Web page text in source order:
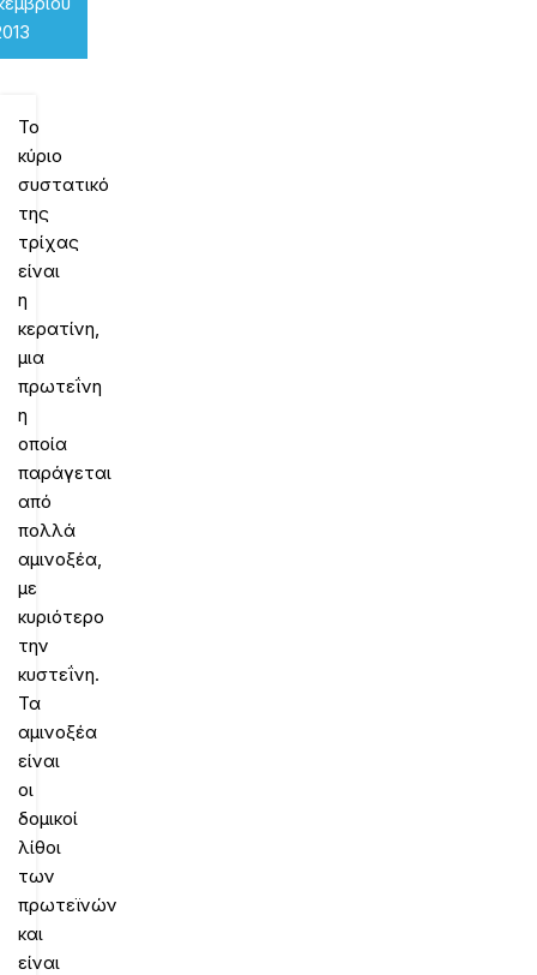
Το
κύριο
συστατικό
της
τρίχας
είναι
η
κερατίνη,
μια
πρωτεΐνη
η
οποία
παράγεται
από
πολλά
αμινοξέα,
με
κυριότερο
την
κυστεΐνη.
Τα
αμινοξέα
είναι
οι
δομικοί
λίθοι
των
πρωτεϊνών
και
είναι